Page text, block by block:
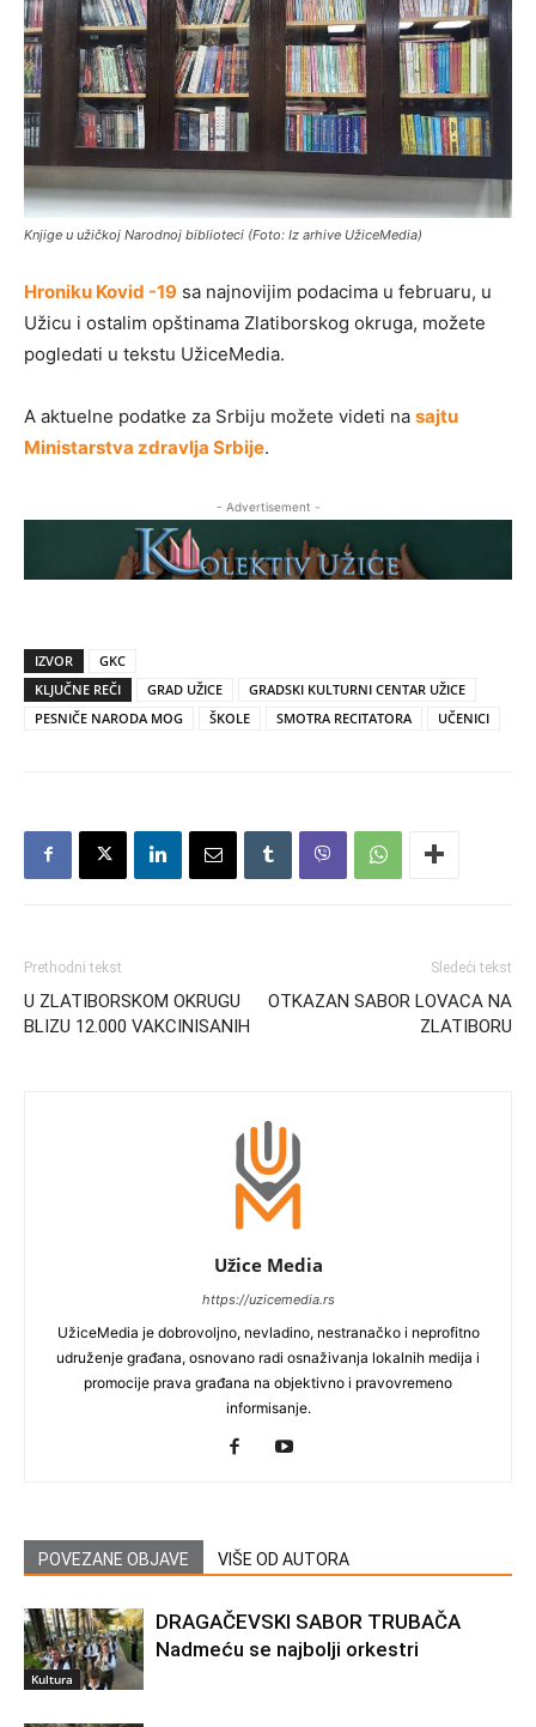
Knjige u užičkoj Narodnoj biblioteci (Foto: Iz arhive UžiceMedia)
Hroniku Kovid -19 sa najnovijim podacima u februaru, u
Užicu i ostalim opštinama Zlatiborskog okruga, možete
pogledati u tekstu UžiceMedia.
A aktuelne podatke za Srbiju možete videti na sajtu
Ministarstva zdravlja Srbije.
- Advertisement -
IZVOR
GKC
KLJUČNE REČI
GRAD UŽICE
GRADSKI KULTURNI CENTAR UŽICE
PESNIČE NARODA MOG
ŠKOLE SMOTRA RECITATORA UČENICI
Prethodni tekst
U ZLATIBORSKOM OKRUGU
BLIZU 12.000 VAKCINISANIH
Sledeći tekst
OTKAZAN SABOR LOVACA NA
ZLATIBORU
Užice Media
https://uzicemedia.rs
UžiceMedia je dobrovoljno, nevladino, nestranačko i neprofitno
udruženje građana, osnovano radi osnaživanja lokalnih medija i
promocije prava građana na objektivno i pravovremeno
informisanje.
POVEZANE OBJAVE VIŠE OD AUTORA
Kultura
DRAGAČEVSKI SABOR TRUBAČA
Nadmeću se najbolji orkestri